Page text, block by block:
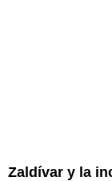
Zaldívar y la